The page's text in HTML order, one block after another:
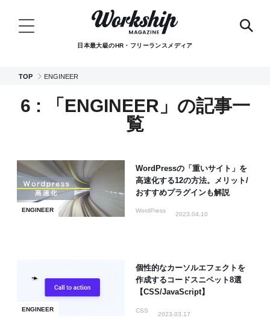
日本最大級のHR・フリーランスメディア
TOP ENGINEER
6 : 「ENGINEER」の記事一
覧
ENGINEER
WordPressの「重いサイト」を
高速化する12の方法。メリット/
おすすめプラグインも解説
WordPress
2023.04.10
ENGINEER
個性的なカーソルエフェクトを
作成するコードスニペット8選
【CSS/JavaScript】
CSS
2023.03.17